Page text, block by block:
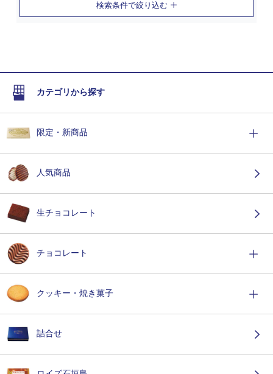
検索条件で絞り込む
カテゴリから探す
限定・新商品
人気商品
生チョコレート
チョコレート
クッキー・焼き菓子
詰合せ